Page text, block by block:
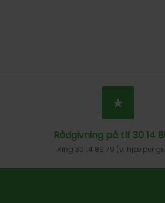
Rådgivning på tlf 30 14
Ring 30 14 89 79 (vi hjælper